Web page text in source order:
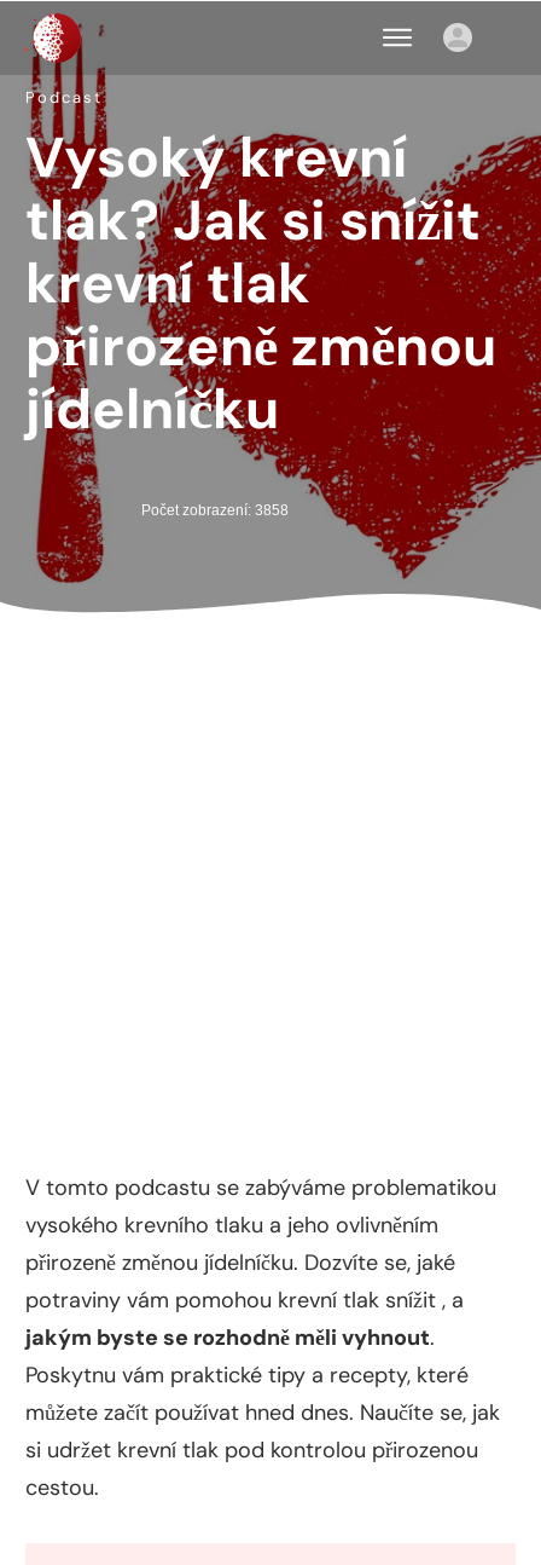
Podcast
Vysoký krevní
tlak? Jak si snížit
krevní tlak
přirozeně změnou
jídelníčku
Počet zobrazení: 3858
V tomto podcastu se zabýváme problematikou
vysokého krevního tlaku a jeho ovlivněním
přirozeně změnou jídelníčku. Dozvíte se, jaké
potraviny vám pomohou krevní tlak snížit , a
jakým byste se rozhodně měli vyhnout.
Poskytnu vám praktické tipy a recepty, které
můžete začít používat hned dnes. Naučíte se, jak
si udržet krevní tlak pod kontrolou přirozenou
cestou.